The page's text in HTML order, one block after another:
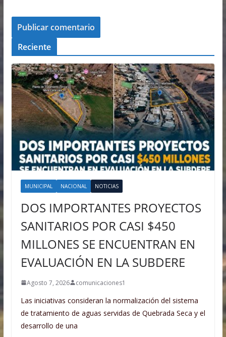
Reciente
MUNICIPAL NACIONAL NOTICIAS
DOS IMPORTANTES PROYECTOS
SANITARIOS POR CASI $450
MILLONES SE ENCUENTRAN EN
EVALUACIÓN EN LA SUBDERE
Agosto 7, 2026 comunicaciones1
Las iniciativas consideran la normalización del sistema
de tratamiento de aguas servidas de Quebrada Seca y el
desarrollo de una